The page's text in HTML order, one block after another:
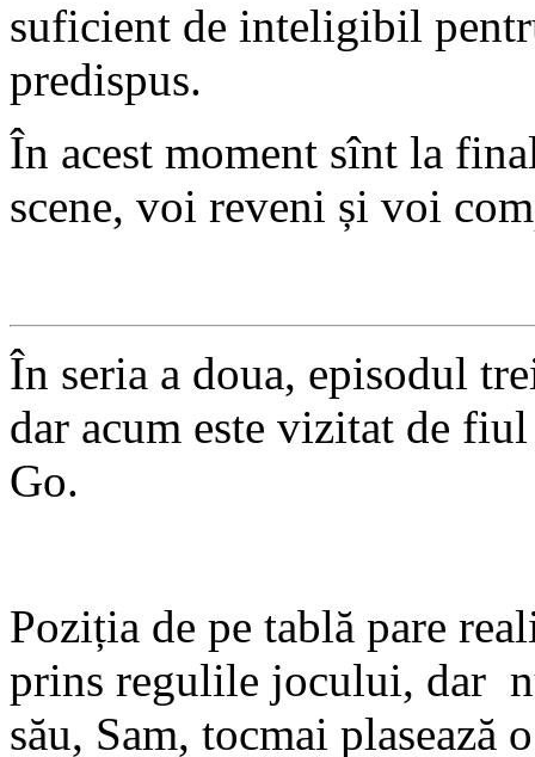
suficient de inteligibil
predispus.
În acest moment sînt la
scene, voi reveni și voi
În seria a doua, episodul
dar acum este vizitat de
Go.
Poziția de pe tablă pare
prins regulile jocului, dar
său, Sam, tocmai